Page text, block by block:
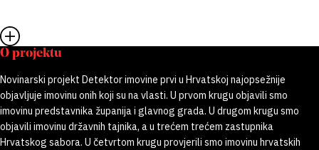
O projektu
Novinarski projekt Detektor imovine prvi u Hrvatskoj najopsežnije
objavljuje imovinu onih koji su na vlasti. U prvom krugu objavili smo
imovinu predstavnika županija i glavnog grada. U drugom krugu smo
objavili imovinu državnih tajnika, a u trećem trećem zastupnika
Hrvatskog sabora. U četvrtom krugu provjerili smo imovinu hrvatskih